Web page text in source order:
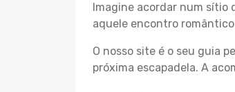
Imagine acordar num sítio
aquele encontro
O nosso site é o seu guia
próxima escapadela. A